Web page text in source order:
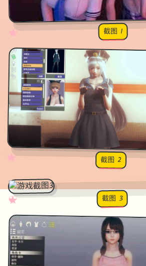
✧♡
★ 截图 1
✧
♡
★
♥ 截图 2
✧
♡
★
♥ 截图 3